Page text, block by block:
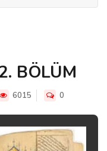
BÖLÜM
6015 0